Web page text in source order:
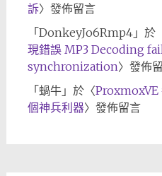
訴〉發佈留言
「 DonkeyJo6Rmp4」於
現錯誤 MP3 Decoding
synchronization〉發佈
「 蝸牛」於〈ProxmoxVE
個神兵利器〉發佈留言